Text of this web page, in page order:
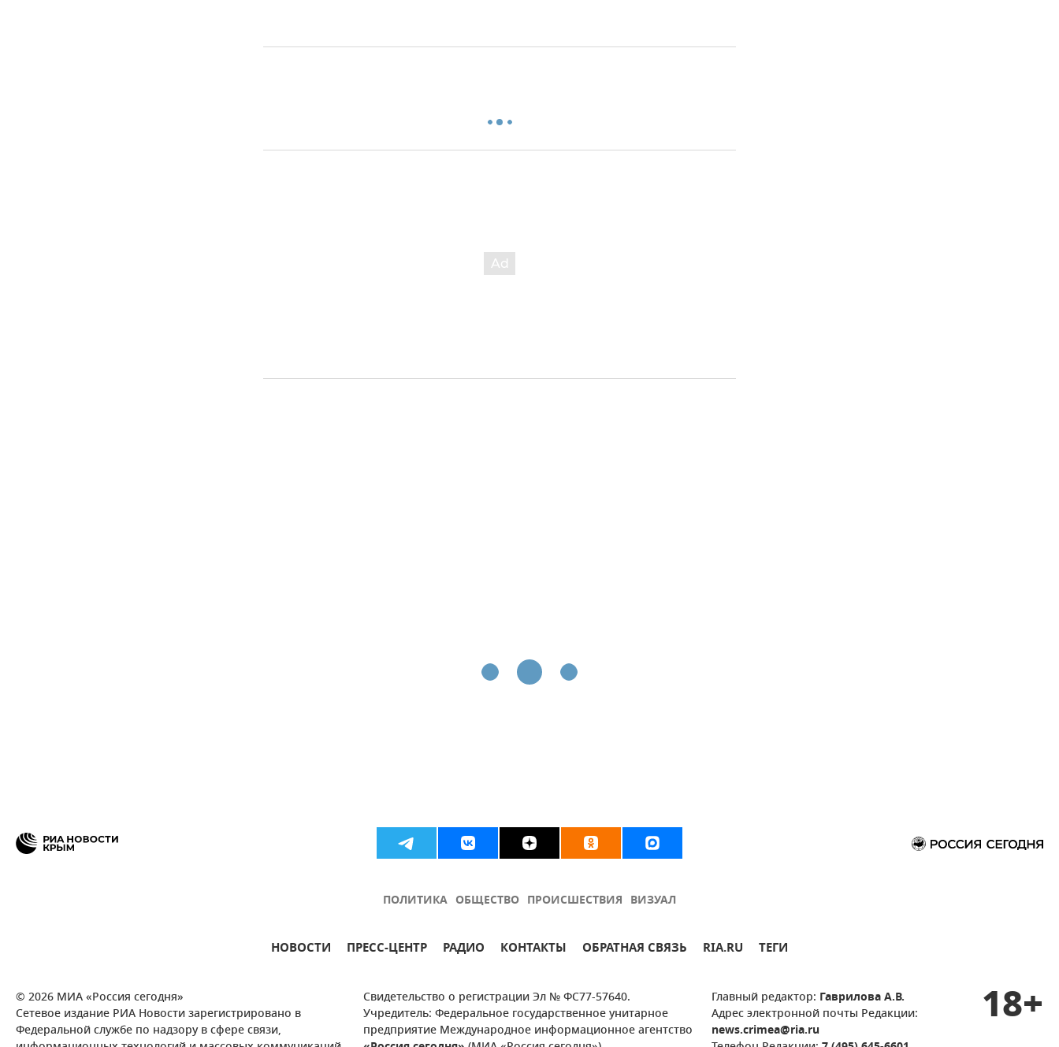
ПОЛИТИКА ОБЩЕСТВО ПРОИСШЕСТВИЯ ВИЗУАЛ
НОВОСТИ ПРЕСС-ЦЕНТР РАДИО КОНТАКТЫ ОБРАТНАЯ СВЯЗЬ RIA.RU ТЕГИ
© 2026 МИА «Россия сегодня»
Сетевое издание РИА Новости зарегистрировано в
Федеральной службе по надзору в сфере связи,
Свидетельство о регистрации Эл № ФС77-57640.
Учредитель: Федеральное государственное унитарное
предприятие Международное информационное агентство
Главный редактор: Гаврилова А.В.
Адрес электронной почты Редакции:
news.crimea@ria.ru
18+